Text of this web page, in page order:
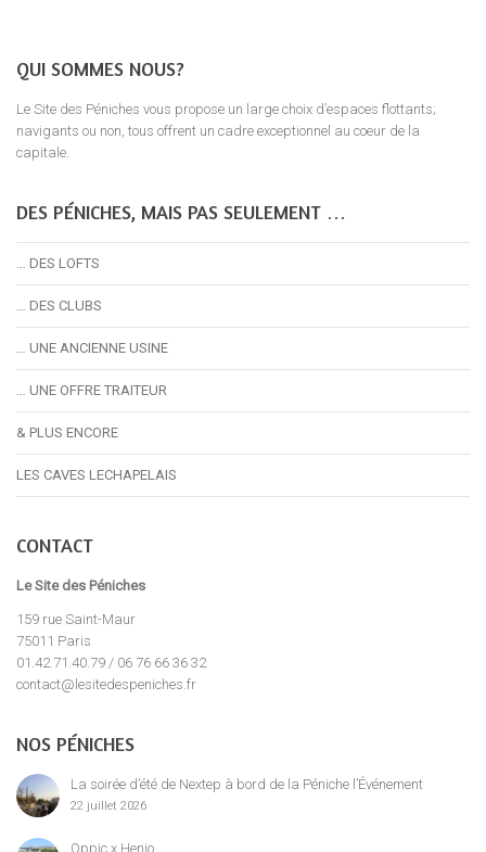
QUI SOMMES NOUS?
Le Site des Péniches vous propose un large choix d’espaces flottants;
navigants ou non, tous offrent un cadre exceptionnel au coeur de la
capitale.
DES PÉNICHES, MAIS PAS SEULEMENT …
… DES LOFTS
… DES CLUBS
… UNE ANCIENNE USINE
… UNE OFFRE TRAITEUR
& PLUS ENCORE
LES CAVES LECHAPELAIS
CONTACT
Le Site des Péniches
159 rue Saint-Maur
75011 Paris
01.42.71.40.79 / 06 76 66 36 32
contact@lesitedespeniches.fr
NOS PÉNICHES
La soirée d’été de Nextep à bord de la Péniche l’Événement
22 juillet 2026
Oppic x Henjo